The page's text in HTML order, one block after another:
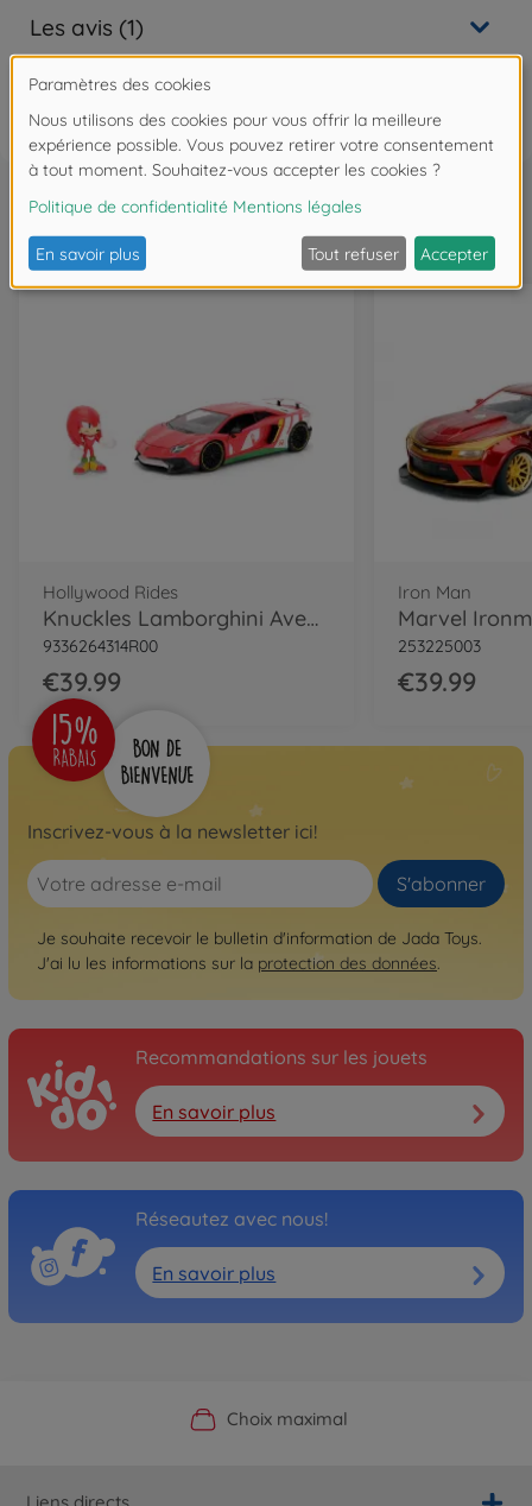
Les avis (1)
FAQ
Souvent achetés ensemble
Hollywood Rides
Knuckles Lamborghini Aventador SV 1:24
9336264314R00
€39.99
Iron Man
253225003
€39.99
Inscrivez-vous à la newsletter ici!
S'abonner
Je souhaite recevoir le bulletin d'information de Jada Toys.
J'ai lu les informations sur la protection des données.
Recommandations sur les jouets
En savoir plus
Réseautez avec nous!
En savoir plus
Boutique officielle du fabricant
Choix maximal
Service personnalisé
Livraison rapide